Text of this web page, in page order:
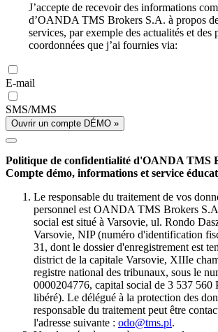
J’accepte de recevoir des informations
d’OANDA TMS Brokers S.A. à propos
services, par exemple des actualités et des
coordonnées que j’ai fournies via:
E-mail
SMS/MMS
Ouvrir un compte DÉMO »
Politique de confidentialité d'OANDA TMS
Compte démo, informations et service
Le responsable du traitement de vos
personnel est OANDA TMS Brokers
social est situé à Varsovie, ul. Rondo
Varsovie, NIP (numéro d'identification
31, dont le dossier d'enregistrement est
district de la capitale Varsovie, XIIIe
registre national des tribunaux, sous le
0000204776, capital social de 3 537 560
libéré). Le délégué à la protection des
responsable du traitement peut être
l'adresse suivante : odo@tms.pl.